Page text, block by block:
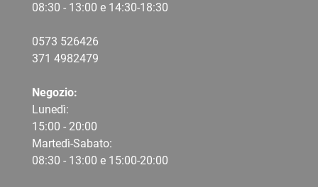
08:30 - 13:00 e 14:30-18:30
0573 526426
371 4982479
Negozio:
Lunedì:
15:00 - 20:00
Martedì-Sabato:
08:30 - 13:00 e 15:00-20:00